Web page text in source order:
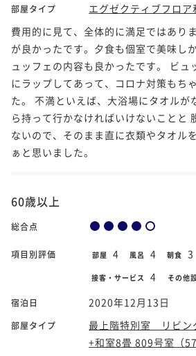
部屋タイプ
エグゼクティブフロア
費用的に見て、全体的に満足ではあり
が良かったです。夕食も個室で美味し
ュッフェの内容も良かったです。 ビュ
にラップしてあって、コロナ対策もち
た。 不満といえば、大浴場にタオルが
ら持って行かなければいけないことと
ないので、そのまま直に衣類やタオル
ぁと思いました。
60歳以上
総合点
項目別評価 部屋 4 風呂 4 朝食 3
接客・サービス 4 その他
宿泊日 2020年12月13日
部屋タイプ
最上階特別室 リビン
+和室8畳 809号室（